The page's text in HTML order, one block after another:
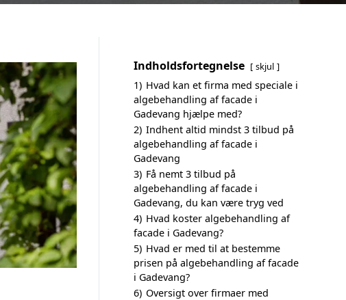
Indholdsfortegnelse skjul
1) Hvad kan et firma med speciale i
algebehandling af facade i
Gadevang hjælpe med?
2) Indhent altid mindst 3 tilbud på
algebehandling af facade i
Gadevang
3) Få nemt 3 tilbud på
algebehandling af facade i
Gadevang, du kan være tryg ved
4) Hvad koster algebehandling af
facade i Gadevang?
5) Hvad er med til at bestemme
prisen på algebehandling af facade
i Gadevang?
6) Oversigt over firmaer med